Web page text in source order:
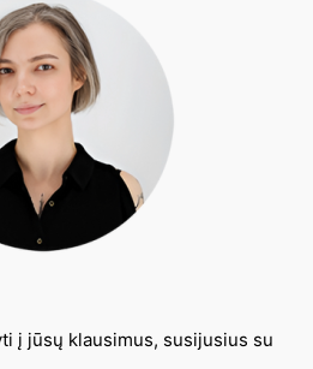
į jūsų klausimus, susijusius su